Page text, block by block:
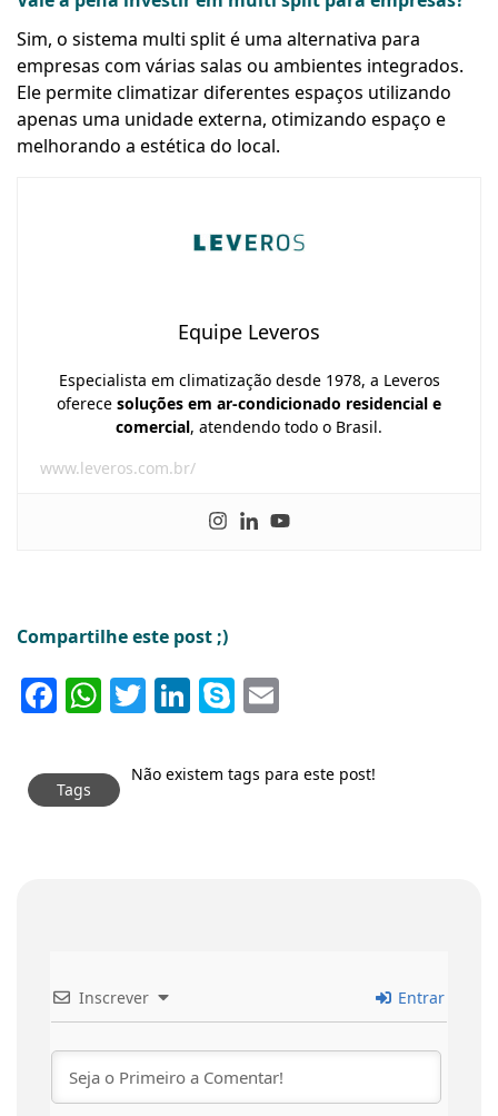
Sim, o sistema multi split é uma alternativa para
empresas com várias salas ou ambientes integrados.
Ele permite climatizar diferentes espaços utilizando
apenas uma unidade externa, otimizando espaço e
melhorando a estética do local.
Equipe Leveros
Especialista em climatização desde 1978, a Leveros
oferece soluções em ar-condicionado residencial e
comercial, atendendo todo o Brasil.
www.leveros.com.br/
Compartilhe este post ;)
Facebook
WhatsApp
Twitter
LinkedIn
Skype
Tags
Não existem tags para este post!
Inscrever Entrar